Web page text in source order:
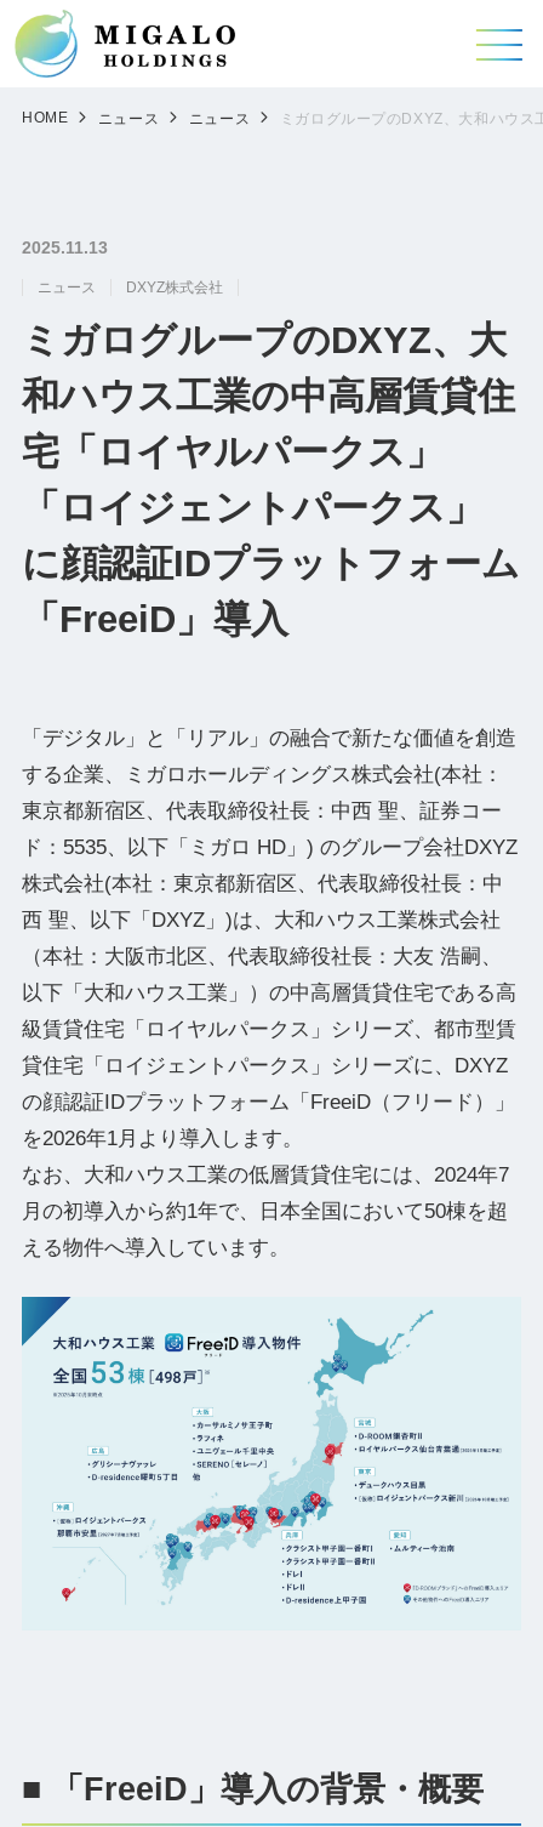
HOME ニュース ニュース ミガログループのDXYZ、大和ハウ
2025.11.13
ニュース DXYZ株式会社
ミガログループのDXYZ、大
和ハウス工業の中高層賃貸住
宅「ロイヤルパークス」
「ロイジェントパークス」
に顔認証IDプラットフォーム
「FreeiD」導入
「デジタル」と「リアル」の融合で新たな価値を創造
する企業、ミガロホールディングス株式会社(本社：
東京都新宿区、代表取締役社⻑：中⻄ 聖、証券コー
ド：5535、以下「ミガロ HD」) のグループ会社DXYZ
株式会社(本社：東京都新宿区、代表取締役社長：中
西 聖、以下「DXYZ」)は、大和ハウス工業株式会社
（本社：大阪市北区、代表取締役社長：大友 浩嗣、
以下「大和ハウス工業」）の中高層賃貸住宅である高
級賃貸住宅「ロイヤルパークス」シリーズ、都市型賃
貸住宅「ロイジェントパークス」シリーズに、DXYZ
の顔認証IDプラットフォーム「FreeiD（フリード）」
を2026年1月より導入します。
なお、大和ハウス工業の低層賃貸住宅には、2024年7
月の初導入から約1年で、日本全国において50棟を超
える物件へ導入しています。
■ 「FreeiD」導入の背景・概要